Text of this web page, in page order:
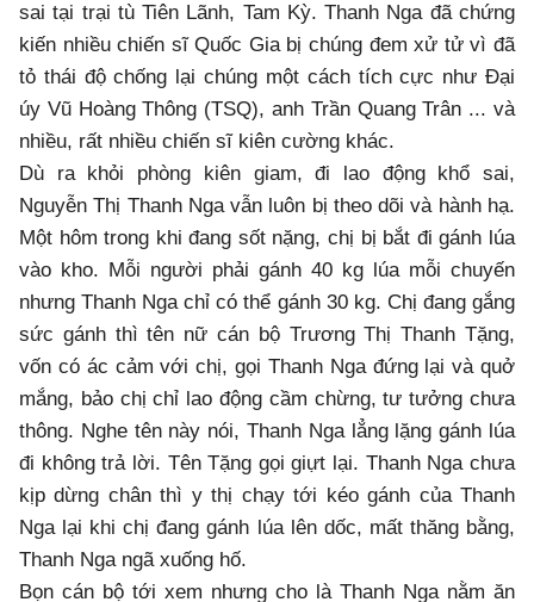
sai tại trại tù Tiên Lãnh, Tam Kỳ. Thanh Nga đã chứng
kiến nhiều chiến sĩ Quốc Gia bị chúng đem xử tử vì đã
tỏ thái độ chống lại chúng một cách tích cực như Đại
úy Vũ Hoàng Thông (TSQ), anh Trần Quang Trân ... và
nhiều, rất nhiều chiến sĩ kiên cường khác.
Dù ra khỏi phòng kiên giam, đi lao động khổ sai,
Nguyễn Thị Thanh Nga vẫn luôn bị theo dõi và hành hạ.
Một hôm trong khi đang sốt nặng, chị bị bắt đi gánh lúa
vào kho. Mỗi người phải gánh 40 kg lúa mỗi chuyến
nhưng Thanh Nga chỉ có thể gánh 30 kg. Chị đang gắng
sức gánh thì tên nữ cán bộ Trương Thị Thanh Tặng,
vốn có ác cảm với chị, gọi Thanh Nga đứng lại và quở
mắng, bảo chị chỉ lao động cầm chừng, tư tưởng chưa
thông. Nghe tên này nói, Thanh Nga lẳng lặng gánh lúa
đi không trả lời. Tên Tặng gọi giựt lại. Thanh Nga chưa
kịp dừng chân thì y thị chạy tới kéo gánh của Thanh
Nga lại khi chị đang gánh lúa lên dốc, mất thăng bằng,
Thanh Nga ngã xuống hố.
Bọn cán bộ tới xem nhưng cho là Thanh Nga nằm ăn